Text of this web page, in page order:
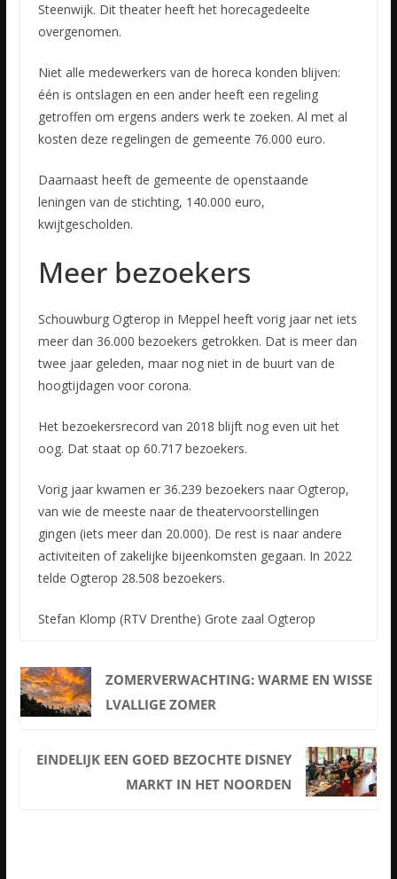
Steenwijk. Dit theater heeft het horecagedeelte
overgenomen.
Niet alle medewerkers van de horeca konden blijven:
één is ontslagen en een ander heeft een regeling
getroffen om ergens anders werk te zoeken. Al met al
kosten deze regelingen de gemeente 76.000 euro.
Daarnaast heeft de gemeente de openstaande
leningen van de stichting, 140.000 euro,
kwijtgescholden.
Meer bezoekers
Schouwburg Ogterop in Meppel heeft vorig jaar net iets
meer dan 36.000 bezoekers getrokken. Dat is meer dan
twee jaar geleden, maar nog niet in de buurt van de
hoogtijdagen voor corona.
Het bezoekersrecord van 2018 blijft nog even uit het
oog. Dat staat op 60.717 bezoekers.
Vorig jaar kwamen er 36.239 bezoekers naar Ogterop,
van wie de meeste naar de theatervoorstellingen
gingen (iets meer dan 20.000). De rest is naar andere
activiteiten of zakelijke bijeenkomsten gegaan. In 2022
telde Ogterop 28.508 bezoekers.
Stefan Klomp (RTV Drenthe) Grote zaal Ogterop
ZOMERVERWACHTING: WARME EN WISSE
LVALLIGE ZOMER
EINDELIJK EEN GOED BEZOCHTE DISNEY
MARKT IN HET NOORDEN